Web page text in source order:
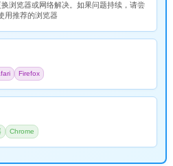
浏览器或网络解决。如果问题持续，请尝
用推荐的浏览器
Firefox
Chrome